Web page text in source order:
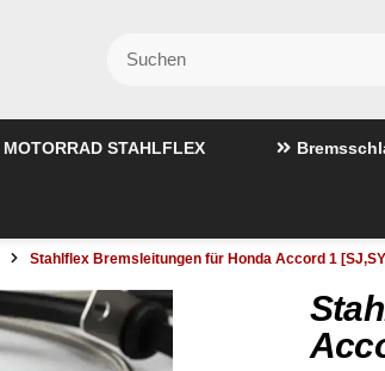
MOTORRAD STAHLFLEX
Stahlflex Bremsleitungen für Honda Accord 1